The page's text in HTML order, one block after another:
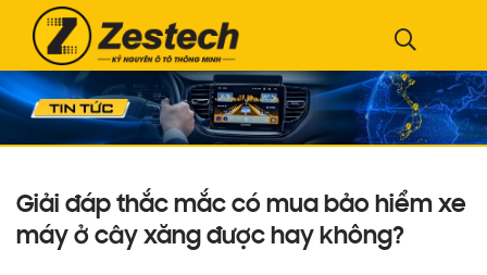
Giải đáp thắc mắc có mua bảo hiểm xe
máy ở cây xăng được hay không?